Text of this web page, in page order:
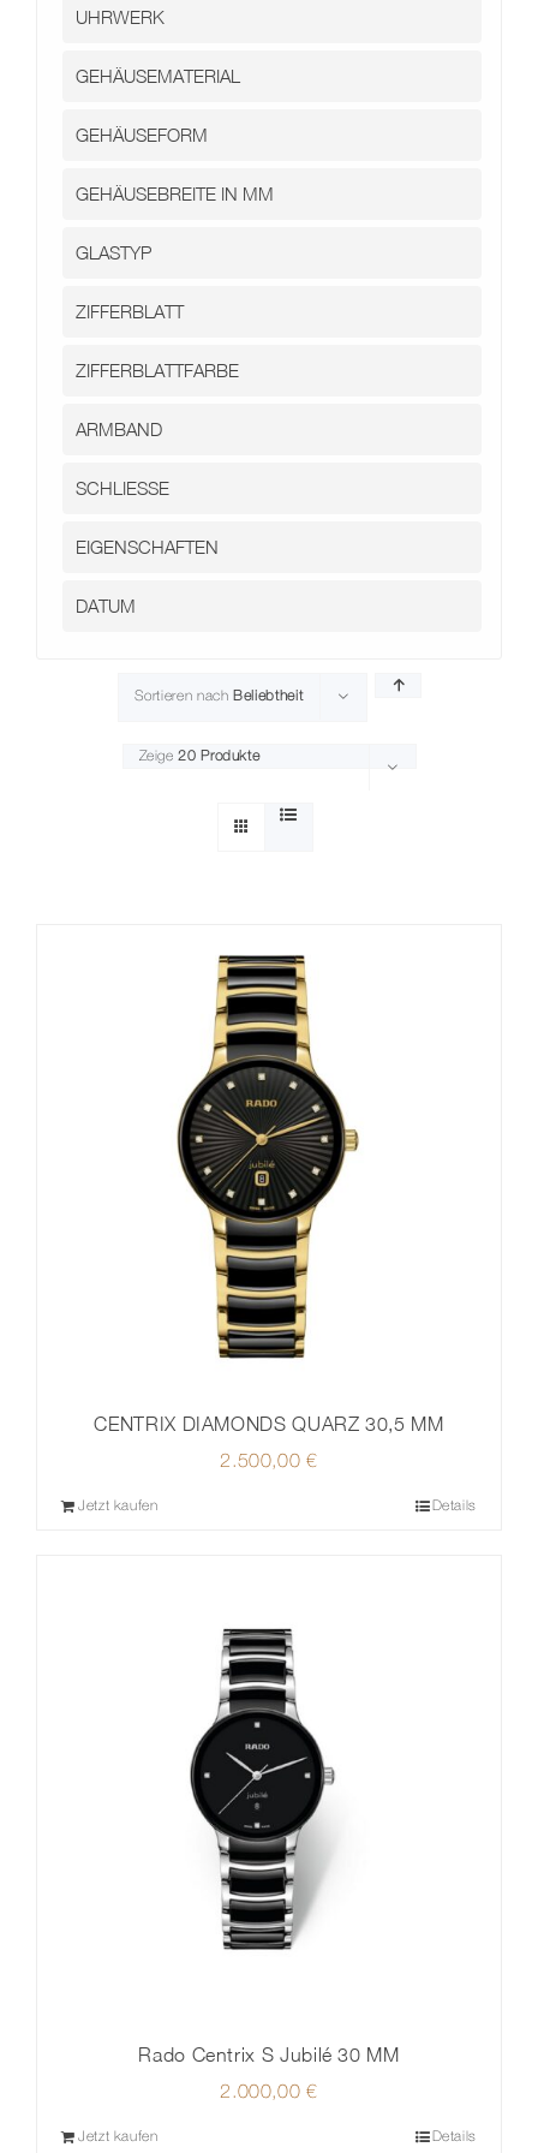
Sortieren nach Beliebtheit
Zeige20 Produkte
CENTRIX DIAMONDS QUARZ 30,5 MM
2.500,00€
Jetzt kaufen Details
Rado Centrix S Jubilé 30 MM
2.000,00€
Jetzt kaufen Details